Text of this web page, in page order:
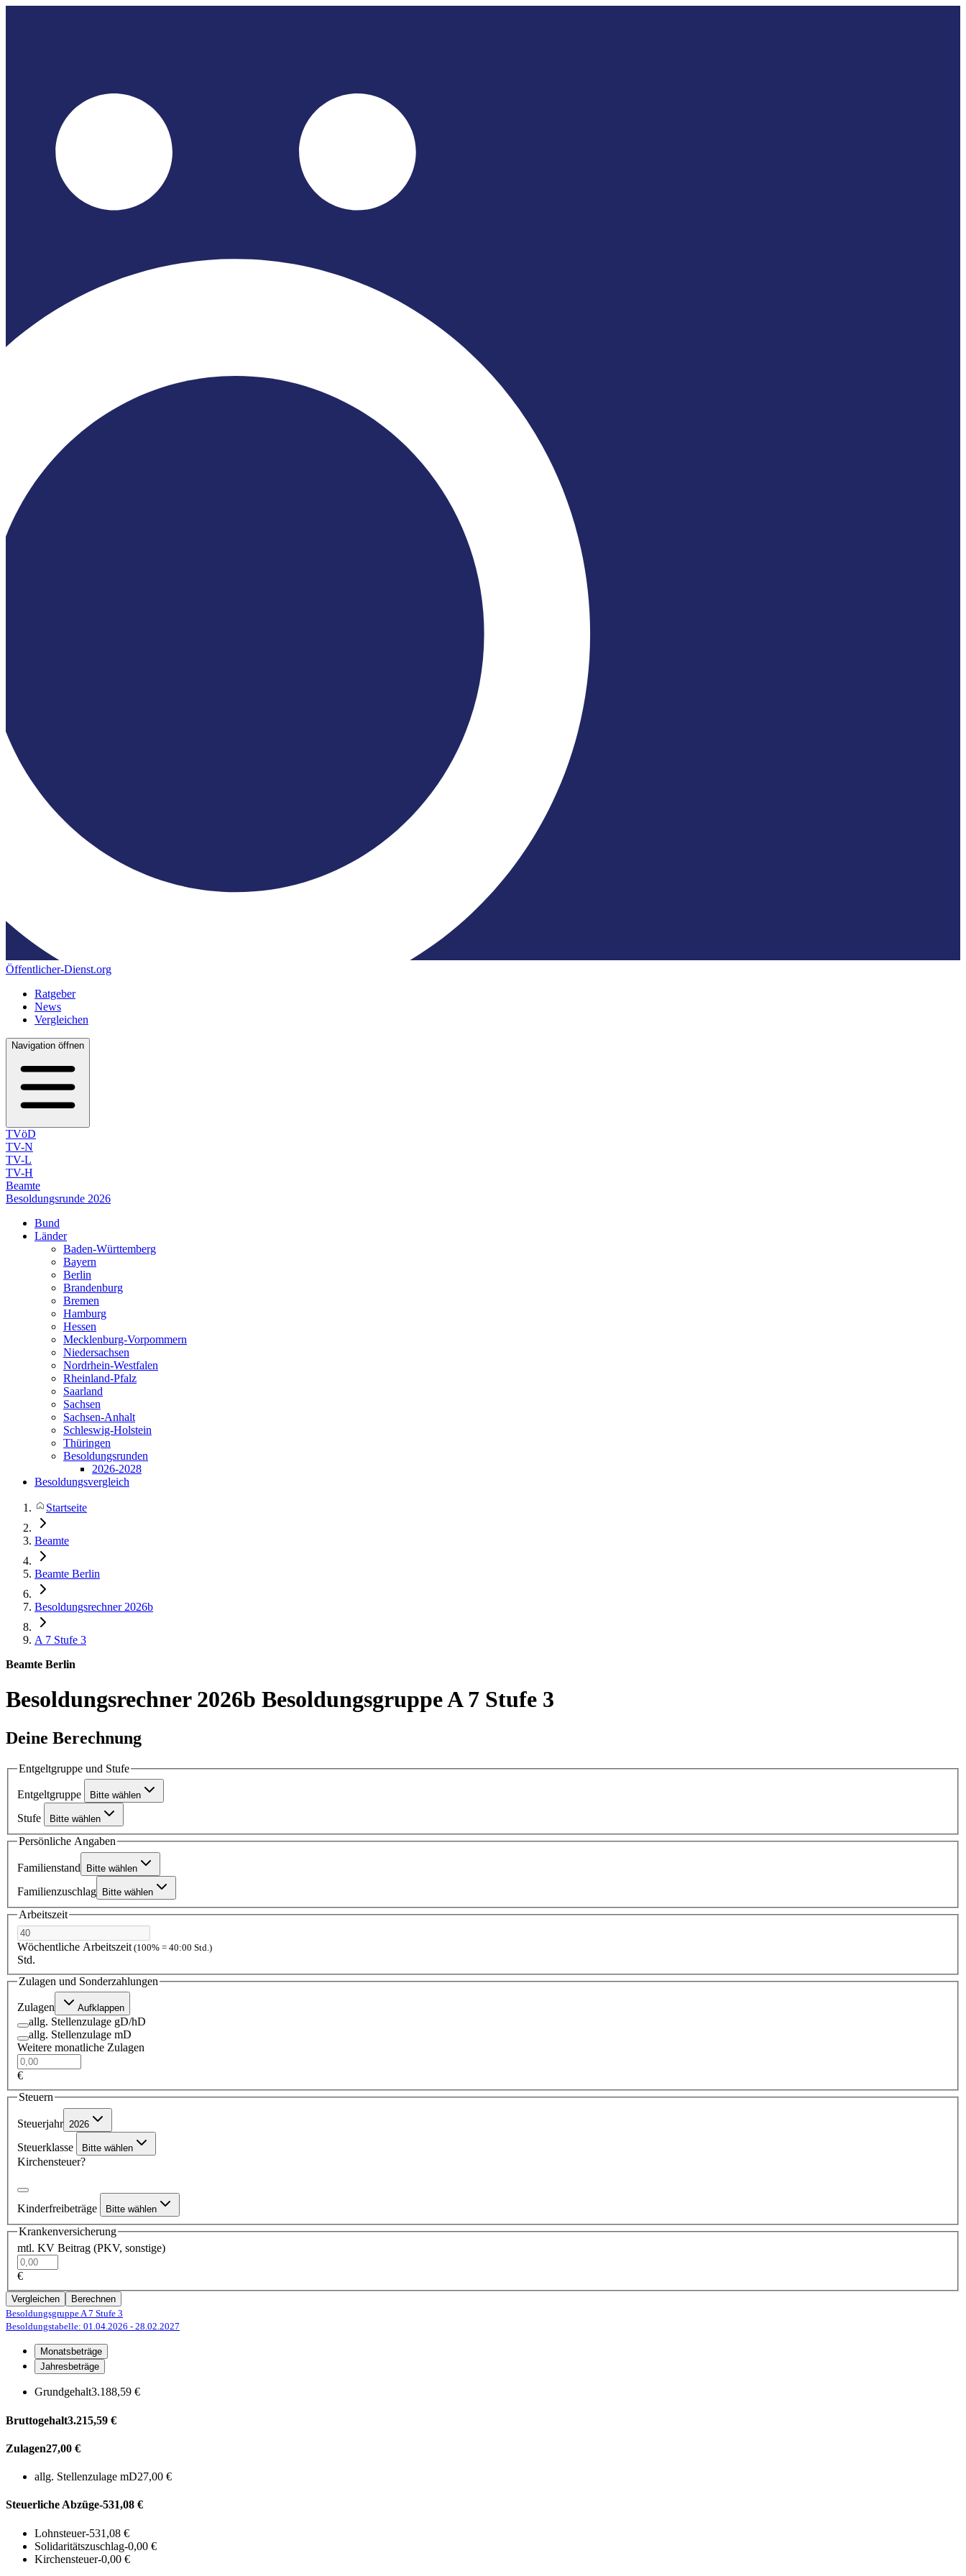
Öffentlicher-Dienst.org
Ratgeber
News
Vergleichen
Navigation öffnen
TVöD
TV-N
TV-L
TV-H
Beamte
Besoldungsrunde 2026
Bund
Länder
Baden-Württemberg
Bayern
Berlin
Brandenburg
Bremen
Hamburg
Hessen
Mecklenburg-Vorpommern
Niedersachsen
Nordrhein-Westfalen
Rheinland-Pfalz
Saarland
Sachsen
Sachsen-Anhalt
Schleswig-Holstein
Thüringen
Besoldungsrunden
2026-2028
Besoldungsvergleich
Startseite
Beamte
Beamte Berlin
Besoldungsrechner 2026b
A 7 Stufe 3
Beamte Berlin
Besoldungsrechner 2026b Besoldungsgruppe A 7 Stufe 3
Deine Berechnung
Entgeltgruppe und Stufe
Entgeltgruppe Bitte wählen
Stufe Bitte wählen
Persönliche Angaben
Familienstand Bitte wählen
Familienzuschlag Bitte wählen
Arbeitszeit
Wöchentliche Arbeitszeit (100% = 40:00 Std.)
Std.
Zulagen und Sonderzahlungen
Zulagen Aufklappen
allg. Stellenzulage gD/hD
allg. Stellenzulage mD
Weitere monatliche Zulagen
€
Steuern
Steuerjahr 2026
Steuerklasse Bitte wählen
Kirchensteuer?
Kinderfreibeträge Bitte wählen
Krankenversicherung
mtl. KV Beitrag (PKV, sonstige)
€
Vergleichen
Berechnen
Besoldungsgruppe A 7 Stufe 3
Besoldungstabelle: 01.04.2026 - 28.02.2027
Monatsbeträge
Jahresbeträge
Grundgehalt3.188,59 €
Bruttogehalt3.215,59 €
Zulagen27,00 €
allg. Stellenzulage mD27,00 €
Steuerliche Abzüge-531,08 €
Lohnsteuer-531,08 €
Solidaritätszuschlag-0,00 €
Kirchensteuer-0,00 €